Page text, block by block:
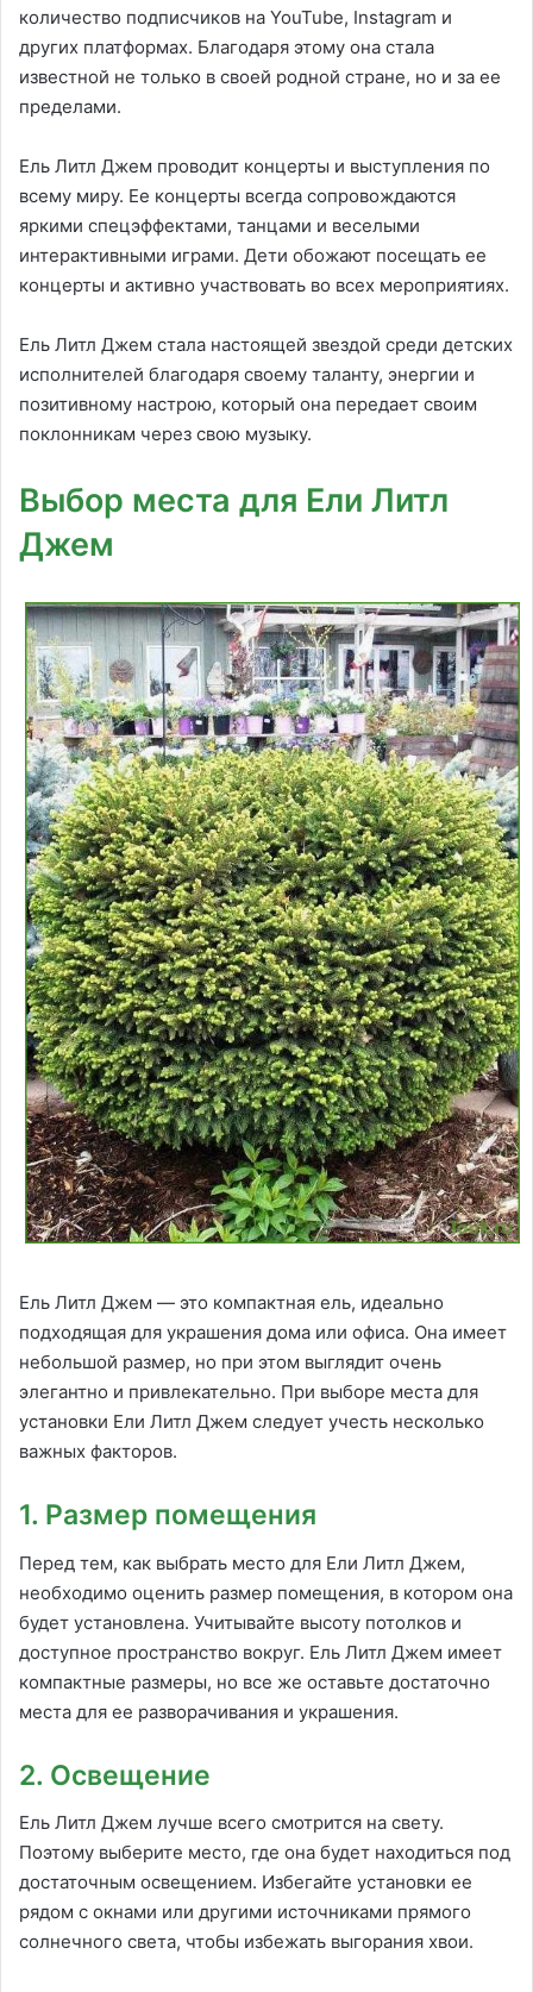
количество подписчиков на YouTube, Instagram и
других платформах. Благодаря этому она стала
известной не только в своей родной стране, но и за ее
пределами.
Ель Литл Джем проводит концерты и выступления по
всему миру. Ее концерты всегда сопровождаются
яркими спецэффектами, танцами и веселыми
интерактивными играми. Дети обожают посещать ее
концерты и активно участвовать во всех мероприятиях.
Ель Литл Джем стала настоящей звездой среди детских
исполнителей благодаря своему таланту, энергии и
позитивному настрою, который она передает своим
поклонникам через свою музыку.
Выбор места для Ели Литл
Джем
Ель Литл Джем — это компактная ель, идеально
подходящая для украшения дома или офиса. Она имеет
небольшой размер, но при этом выглядит очень
элегантно и привлекательно. При выборе места для
установки Ели Литл Джем следует учесть несколько
важных факторов.
1. Размер помещения
Перед тем, как выбрать место для Ели Литл Джем,
необходимо оценить размер помещения, в котором она
будет установлена. Учитывайте высоту потолков и
доступное пространство вокруг. Ель Литл Джем имеет
компактные размеры, но все же оставьте достаточно
места для ее разворачивания и украшения.
2. Освещение
Ель Литл Джем лучше всего смотрится на свету.
Поэтому выберите место, где она будет находиться под
достаточным освещением. Избегайте установки ее
рядом с окнами или другими источниками прямого
солнечного света, чтобы избежать выгорания хвои.